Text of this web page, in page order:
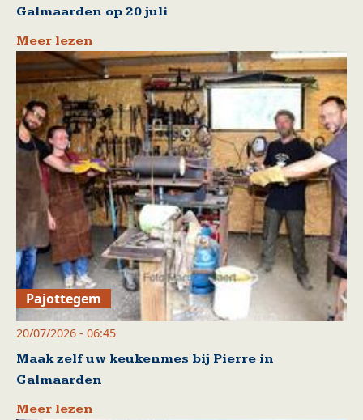
Galmaarden op 20 juli
Meer lezen
Pajottegem
20/07/2026 - 06:45
Maak zelf uw keukenmes bij Pierre in
Galmaarden
Meer lezen